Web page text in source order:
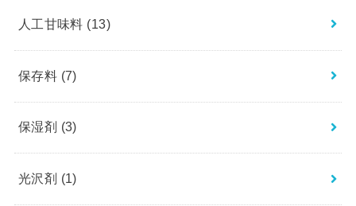
人工甘味料 (13)
保存料 (7)
保湿剤 (3)
光沢剤 (1)